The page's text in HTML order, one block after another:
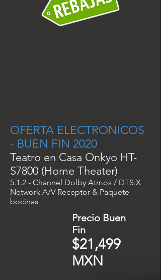
OFERTA ELECTRONICOS
- BUEN FIN 2020
Teatro en Casa Onkyo HT-
S7800 (Home Theater)
5.1.2 - Channel Dolby Atmos / DTS:X
Network A/V Receptor & Paquete
bocinas
Precio Buen
Fin
$21,499
MXN